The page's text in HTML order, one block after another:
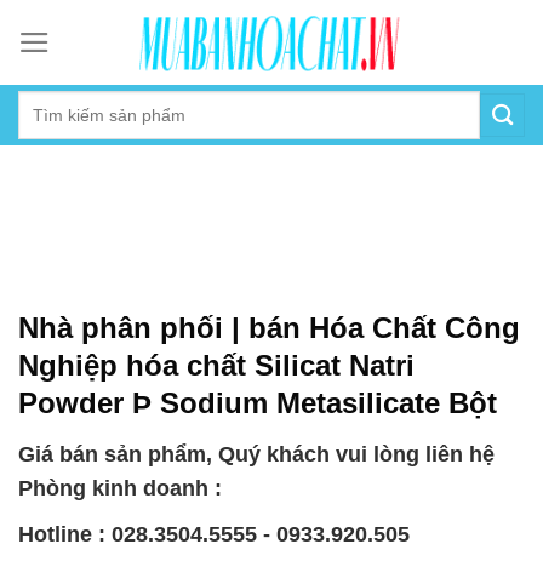
content
Nhà phân phối | bán Hóa Chất Công
Nghiệp hóa chất Silicat Natri
Powder Þ Sodium Metasilicate Bột
Giá bán sản phẩm, Quý khách vui lòng liên hệ
Phòng kinh doanh :
Hotline : 028.3504.5555 - 0933.920.505